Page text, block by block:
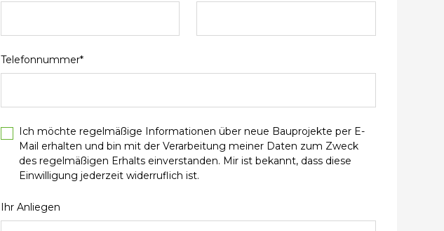
Telefonnummer*
Ich möchte regelmäßige Informationen über neue Bauprojekte per E-
Mail erhalten und bin mit der Verarbeitung meiner Daten zum Zweck
des regelmäßigen Erhalts einverstanden. Mir ist bekannt, dass diese
Einwilligung jederzeit widerruflich ist.
Ihr Anliegen